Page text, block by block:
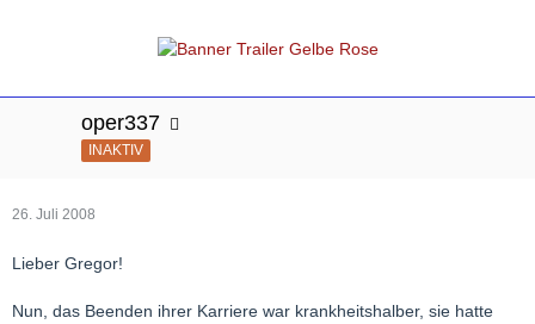
oper337
INAKTIV
26. Juli 2008
Lieber Gregor!
Nun, das Beenden ihrer Karriere war krankheitshalber, sie hatte